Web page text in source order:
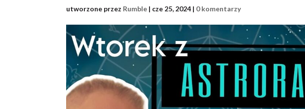
utworzone przez Rumble | cze 25, 2024 | 0 komentarzy